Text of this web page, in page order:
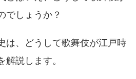
でしょうか？
は、どうして歌舞伎が江戸時
説します。